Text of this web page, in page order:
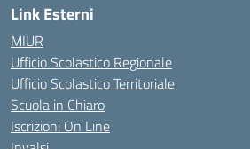
Link Esterni
MIUR
Ufficio Scolastico Regionale
Ufficio Scolastico Territoriale
Scuola in Chiaro
Iscrizioni On Line